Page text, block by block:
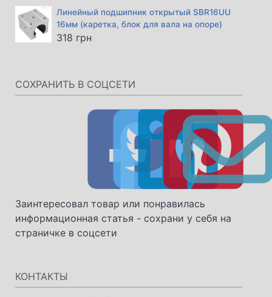
Линейный подшипник открытый SBR16UU
16мм (каретка, блок для вала на опоре)
318 грн
СОХРАНИТЬ В СОЦСЕТИ
Заинтересовал товар или понравилась
информационная статья - сохрани у себя на
страничке в соцсети
КОНТАКТЫ